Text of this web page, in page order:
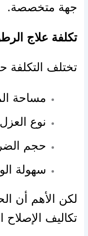
جهة متخصصة.
تكلفة علاج
تختلف
مساحة
نوع
حجم
سهولة
لكن الأهم أن
تكاليف الإصلاح